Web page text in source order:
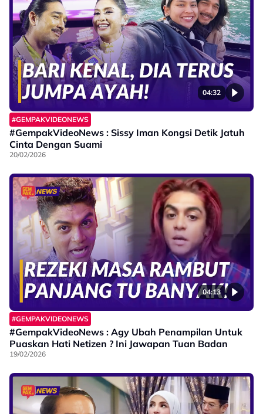
04:32
#GEMPAKVIDEONEWS
#GempakVideoNews : Sissy Iman Kongsi Detik Jatuh
Cinta Dengan Suami
20/02/2026
04:13
#GEMPAKVIDEONEWS
#GempakVideoNews : Agy Ubah Penampilan Untuk
Puaskan Hati Netizen ? Ini Jawapan Tuan Badan
19/02/2026